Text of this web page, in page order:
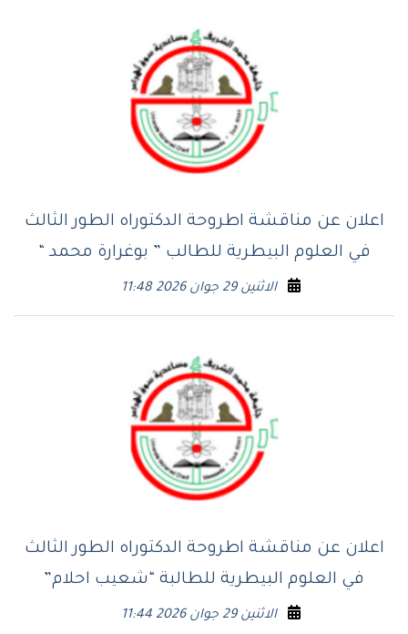
اعلان عن مناقشة اطروحة الدكتوراه الطور الثالث
في العلوم البيطرية للطالب ” بوغرارة محمد “
الاثنين 29 جوان 2026 11:48
اعلان عن مناقشة اطروحة الدكتوراه الطور الثالث
في العلوم البيطرية للطالبة “شعيب احلام”
الاثنين 29 جوان 2026 11:44